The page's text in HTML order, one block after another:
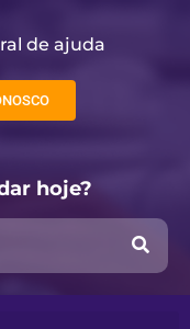
de ajuda​
hoje?